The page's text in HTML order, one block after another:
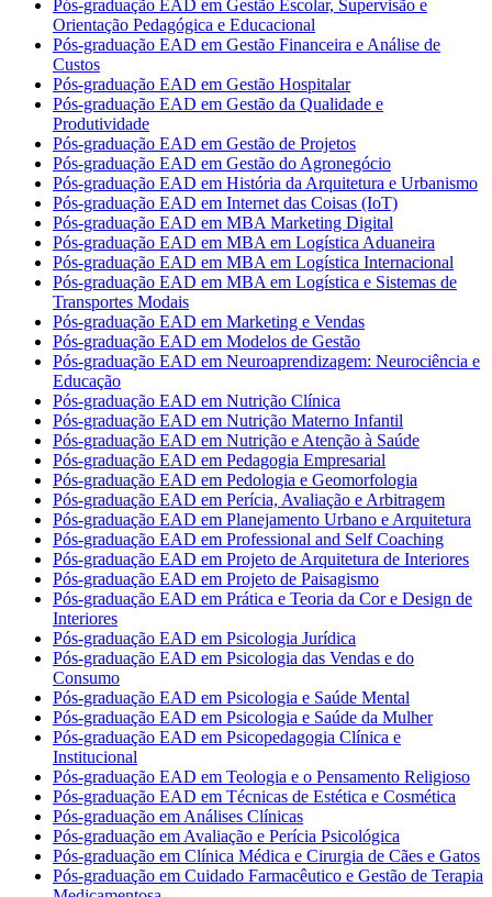
Pós-graduação EAD em Gestão Escolar, Supervisão e
Orientação Pedagógica e Educacional
Pós-graduação EAD em Gestão Financeira e Análise de
Custos
Pós-graduação EAD em Gestão Hospitalar
Pós-graduação EAD em Gestão da Qualidade e
Produtividade
Pós-graduação EAD em Gestão de Projetos
Pós-graduação EAD em Gestão do Agronegócio
Pós-graduação EAD em História da Arquitetura e Urbanismo
Pós-graduação EAD em Internet das Coisas (IoT)
Pós-graduação EAD em MBA Marketing Digital
Pós-graduação EAD em MBA em Logística Aduaneira
Pós-graduação EAD em MBA em Logística Internacional
Pós-graduação EAD em MBA em Logística e Sistemas de
Transportes Modais
Pós-graduação EAD em Marketing e Vendas
Pós-graduação EAD em Modelos de Gestão
Pós-graduação EAD em Neuroaprendizagem: Neurociência e
Educação
Pós-graduação EAD em Nutrição Clínica
Pós-graduação EAD em Nutrição Materno Infantil
Pós-graduação EAD em Nutrição e Atenção à Saúde
Pós-graduação EAD em Pedagogia Empresarial
Pós-graduação EAD em Pedologia e Geomorfologia
Pós-graduação EAD em Perícia, Avaliação e Arbitragem
Pós-graduação EAD em Planejamento Urbano e Arquitetura
Pós-graduação EAD em Professional and Self Coaching
Pós-graduação EAD em Projeto de Arquitetura de Interiores
Pós-graduação EAD em Projeto de Paisagismo
Pós-graduação EAD em Prática e Teoria da Cor e Design de
Interiores
Pós-graduação EAD em Psicologia Jurídica
Pós-graduação EAD em Psicologia das Vendas e do
Consumo
Pós-graduação EAD em Psicologia e Saúde Mental
Pós-graduação EAD em Psicologia e Saúde da Mulher
Pós-graduação EAD em Psicopedagogia Clínica e
Institucional
Pós-graduação EAD em Teologia e o Pensamento Religioso
Pós-graduação EAD em Técnicas de Estética e Cosmética
Pós-graduação em Análises Clínicas
Pós-graduação em Avaliação e Perícia Psicológica
Pós-graduação em Clínica Médica e Cirurgia de Cães e Gatos
Pós-graduação em Cuidado Farmacêutico e Gestão de Terapia